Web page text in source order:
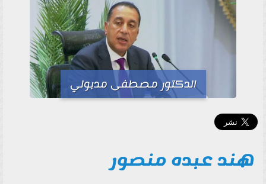
الدكتور مصطفى مدبولي
هند عبده منصور